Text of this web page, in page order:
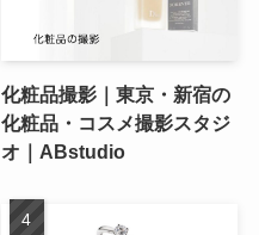
化粧品撮影｜東京・新宿の
化粧品・コスメ撮影スタジ
オ｜ABstudio